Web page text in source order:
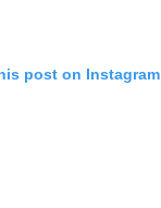
post on Instagram